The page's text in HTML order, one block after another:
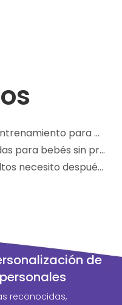
Cómo usar pantalones de entrenamiento para bebés
Cómo elegir toallitas húmedas para bebés sin productos químicos nocivos
¿Cuántos pañales para adultos necesito después del parto?
de
reconocidas,